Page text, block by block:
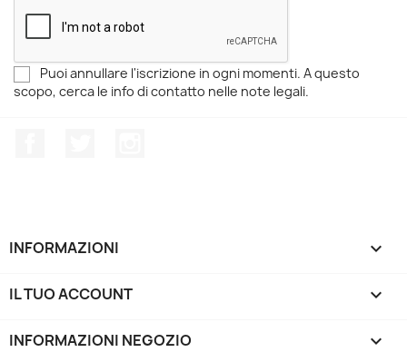
Puoi annullare l'iscrizione in ogni momenti. A questo
scopo, cerca le info di contatto nelle note legali.
INFORMAZIONI 
IL TUO ACCOUNT 
INFORMAZIONI NEGOZIO keyboard_arrow_down